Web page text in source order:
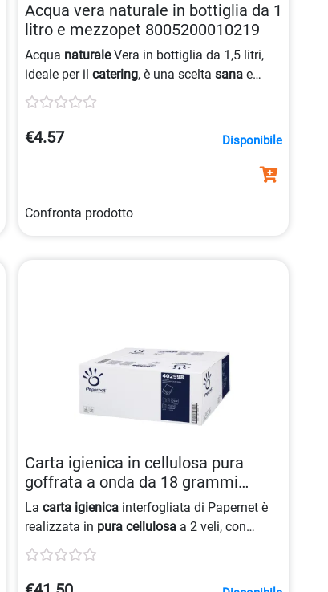
Acqua vera naturale in bottiglia da 1
litro e mezzopet 8005200010219
Acqua naturaleVera in bottiglia da 1,5 litri,
ideale per ilcatering, è una sceltasana e
pratica
per ogni occasione.
€4.57 Disponibile
Confronta prodotto
Carta igienica in cellulosa pura
goffrata a onda da 18 grammi
08024929925987
Lacarta igienica interfogliata di Papernet è
realizzata in pura cellulosa a 2 veli, con
goffratura a onda e dimensioni dello strappo
di 11×21 cm. Il pacco da 224 strappi è ideale
per il bagno
, offrendo igiene e comfort con